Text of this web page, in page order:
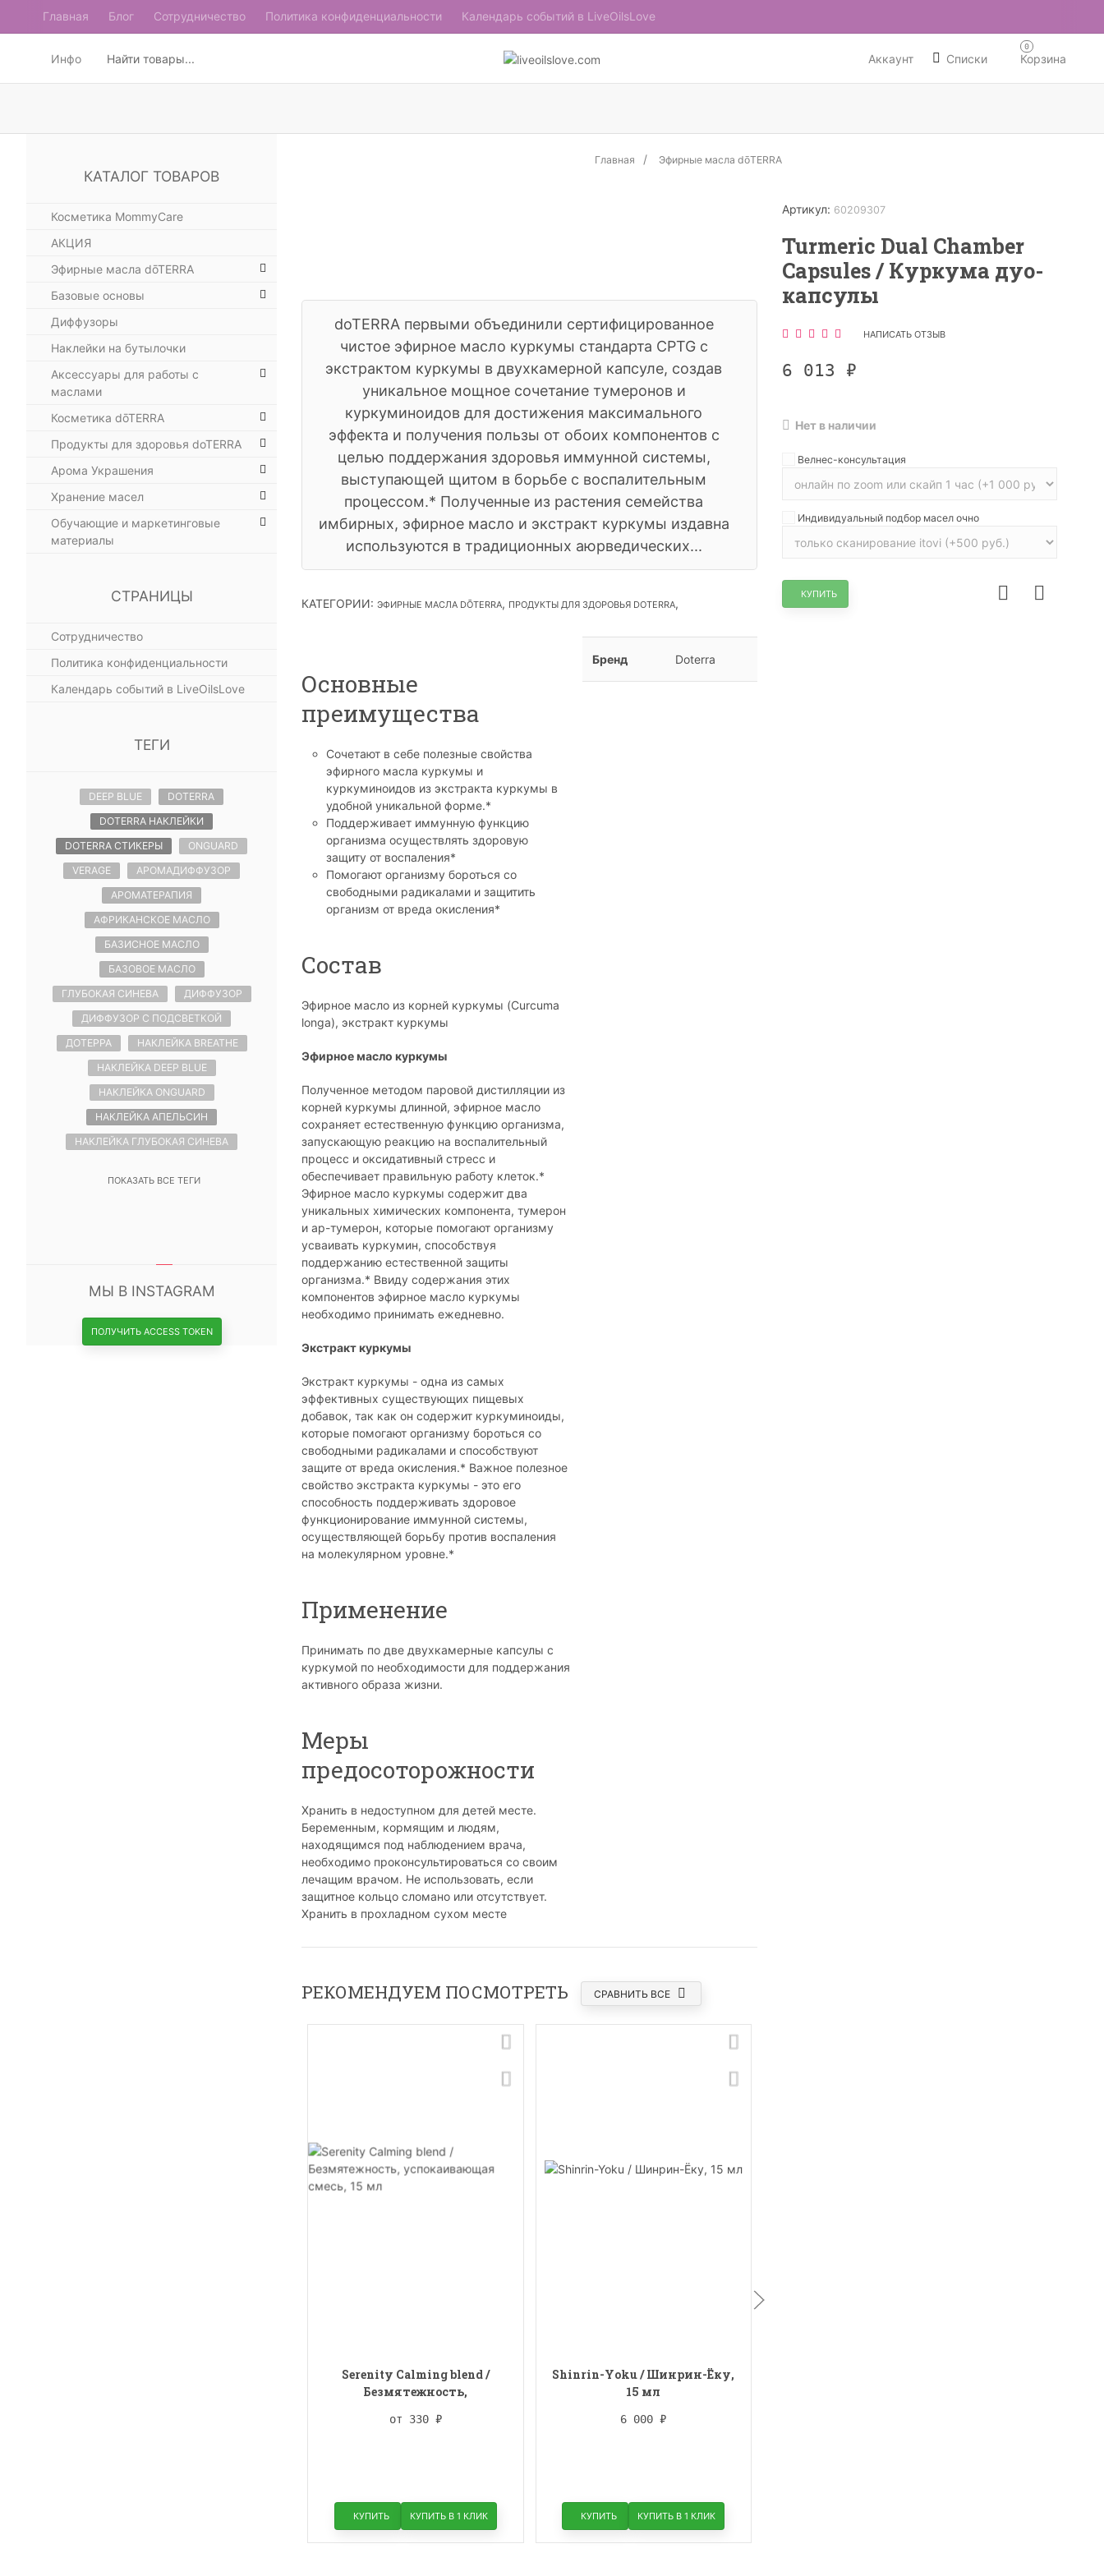
Главная Блог Сотрудничество Политика конфиденциальности Календарь событий в LiveOilsLove
Инфо Аккаунт Списки Корзина
0
Главная Эфирные масла dōTERRA
Артикул: 60209307
Turmeric Dual Chamber
Capsules / Куркума дуо-
капсулы
НАПИСАТЬ ОТЗЫВ
6 013 ₽
Нет в наличии
Велнес-консультация
Индивидуальный подбор масел очно
КУПИТЬ
doTERRA первыми объединили сертифицированное
чистое эфирное масло куркумы стандарта CPTG с
экстрактом куркумы в двухкамерной капсуле, создав
уникальное мощное сочетание тумеронов и
куркуминоидов для достижения максимального
эффекта и получения пользы от обоих компонентов с
целью поддержания здоровья иммунной системы,
выступающей щитом в борьбе с воспалительным
процессом.* Полученные из растения семейства
имбирных, эфирное масло и экстракт куркумы издавна
используются в традиционных аюрведических...
КАТЕГОРИИ: ЭФИРНЫЕ МАСЛА DŌTERRA, ПРОДУКТЫ ДЛЯ ЗДОРОВЬЯ DOTERRA,
Основные
преимущества
Сочетают в себе полезные свойства
эфирного масла куркумы и
куркуминоидов из экстракта куркумы в
удобной уникальной форме.*
Поддерживает иммунную функцию
организма осуществлять здоровую
защиту от воспаления*
Помогают организму бороться со
свободными радикалами и защитить
организм от вреда окисления*
Состав
Эфирное масло из корней куркумы (Curcuma
longa), экстракт куркумы
Эфирное масло куркумы
Полученное методом паровой дистилляции из
корней куркумы длинной, эфирное масло
сохраняет естественную функцию организма,
запускающую реакцию на воспалительный
процесс и оксидативный стресс и
обеспечивает правильную работу клеток.*
Эфирное масло куркумы содержит два
уникальных химических компонента, тумерон
и ар-тумерон, которые помогают организму
усваивать куркумин, способствуя
поддержанию естественной защиты
организма.* Ввиду содержания этих
компонентов эфирное масло куркумы
необходимо принимать ежедневно.
Экстракт куркумы
Экстракт куркумы - одна из самых
эффективных существующих пищевых
добавок, так как он содержит куркуминоиды,
которые помогают организму бороться со
свободными радикалами и способствуют
защите от вреда окисления.* Важное полезное
свойство экстракта куркумы - это его
способность поддерживать здоровое
функционирование иммунной системы,
осуществляющей борьбу против воспаления
на молекулярном уровне.*
Применение
Принимать по две двухкамерные капсулы с
куркумой по необходимости для поддержания
активного образа жизни.
Меры
предосоторожности
Хранить в недоступном для детей месте.
Беременным, кормящим и людям,
находящимся под наблюдением врача,
необходимо проконсультироваться со своим
лечащим врачом. Не использовать, если
защитное кольцо сломано или отсутствует.
Хранить в прохладном сухом месте
Бренд Doterra
РЕКОМЕНДУЕМ ПОСМОТРЕТЬ СРАВНИТЬ ВСЕ
Serenity Calming blend /
Безмятежность,
от 330 ₽
КУПИТЬ КУПИТЬ В 1 КЛИК
Shinrin-Yoku / Шинрин-Ёку,
15 мл
6 000₽
КУПИТЬ КУПИТЬ В 1 КЛИК
КАТАЛОГ ТОВАРОВ
Косметика MommyCare
АКЦИЯ
Эфирные масла dōTERRA
Базовые основы
Диффузоры
Наклейки на бутылочки
Аксессуары для работы с
маслами
Косметика dōTERRA
Продукты для здоровья doTERRA
Арома Украшения
Хранение масел
Обучающие и маркетинговые
материалы
СТРАНИЦЫ
Сотрудничество
Политика конфиденциальности
Календарь событий в LiveOilsLove
ТЕГИ
DEEP BLUE
DOTERRA
DOTERRA НАКЛЕЙКИ
DOTERRA СТИКЕРЫ
ONGUARD
VERAGE
АРОМАДИФФУЗОР
АРОМАТЕРАПИЯ
АФРИКАНСКОЕ МАСЛО
БАЗИСНОЕ МАСЛО
БАЗОВОЕ МАСЛО
ГЛУБОКАЯ СИНЕВА
ДИФФУЗОР
ДИФФУЗОР С ПОДСВЕТКОЙ
ДОТЕРРА
НАКЛЕЙКА BREATHE
НАКЛЕЙКА DEEP BLUE
НАКЛЕЙКА ONGUARD
НАКЛЕЙКА АПЕЛЬСИН
НАКЛЕЙКА ГЛУБОКАЯ СИНЕВА
ПОКАЗАТЬ ВСЕ ТЕГИ
МЫ В INSTAGRAM
ПОЛУЧИТЬ ACCESS TOKEN